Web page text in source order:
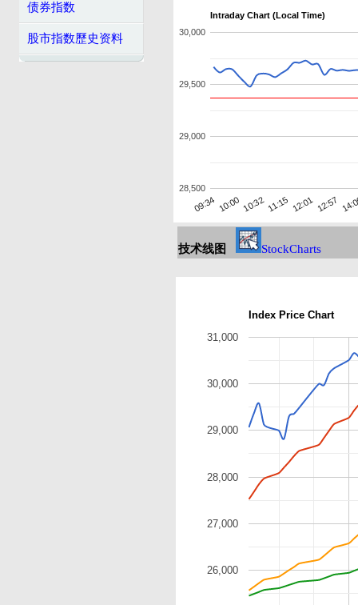
债券指数
股市指数歷史资料
Intraday Chart (Local Time)
09:34 10:00 10:32 11:15 12:01 12:57
28,500
29,000
29,500
30,000
技术线图 StockCharts
Index Price Chart
26,000
27,000
28,000
29,000
30,000
31,000